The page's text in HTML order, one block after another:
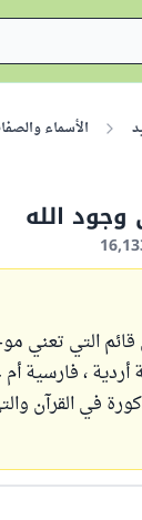
الأسماء
وجود الله
قائم التي تعني
، فارسية أم
في القرآن